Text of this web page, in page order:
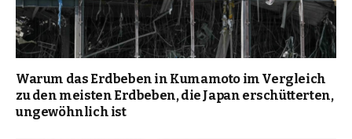
Warum das Erdbeben in Kumamoto im Vergleich
zu den meisten Erdbeben, die Japan erschütterten,
ungewöhnlich ist